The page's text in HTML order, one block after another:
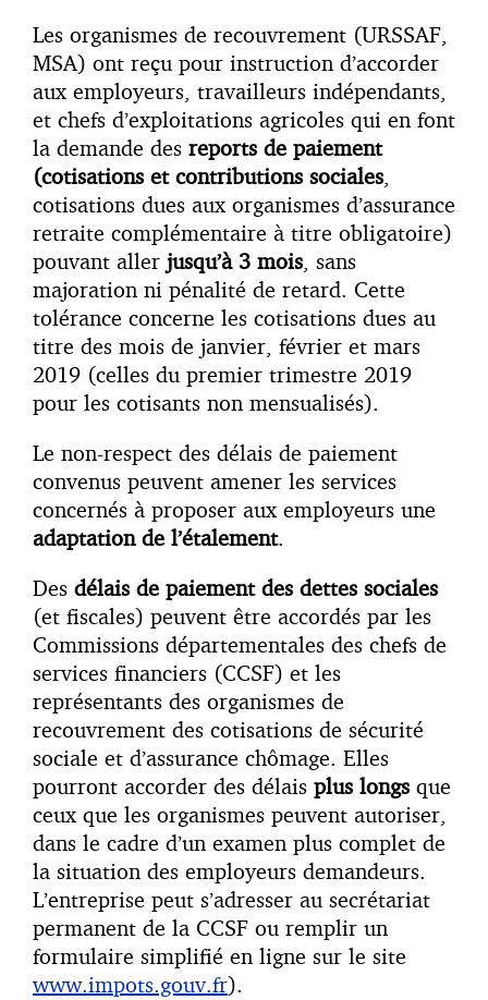
Les organismes de recouvrement (URSSAF,
MSA) ont reçu pour instruction d’accorder
aux employeurs, travailleurs indépendants,
et chefs d’exploitations agricoles qui en font
la demande des reports de paiement
(cotisations et contributions sociales,
cotisations dues aux organismes d’assurance
retraite complémentaire à titre obligatoire)
pouvant aller jusqu’à 3 mois, sans
majoration ni pénalité de retard. Cette
tolérance concerne les cotisations dues au
titre des mois de janvier, février et mars
2019 (celles du premier trimestre 2019
pour les cotisants non mensualisés).
Le non-respect des délais de paiement
convenus peuvent amener les services
concernés à proposer aux employeurs une
adaptation de l’étalement.
Des délais de paiement des dettes sociales
(et fiscales) peuvent être accordés par les
Commissions départementales des chefs de
services financiers (CCSF) et les
représentants des organismes de
recouvrement des cotisations de sécurité
sociale et d’assurance chômage. Elles
pourront accorder des délais plus longs que
ceux que les organismes peuvent autoriser,
dans le cadre d’un examen plus complet de
la situation des employeurs demandeurs.
L’entreprise peut s’adresser au secrétariat
permanent de la CCSF ou remplir un
formulaire simplifié en ligne sur le site
www.impots.gouv.fr).